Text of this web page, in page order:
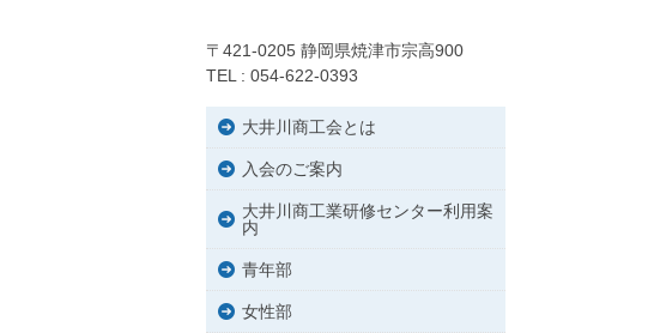
〒421-0205 静岡県焼津市宗高900
TEL : 054-622-0393
大井川商工会とは
入会のご案内
大井川商工業研修センター利用案
内
青年部
女性部